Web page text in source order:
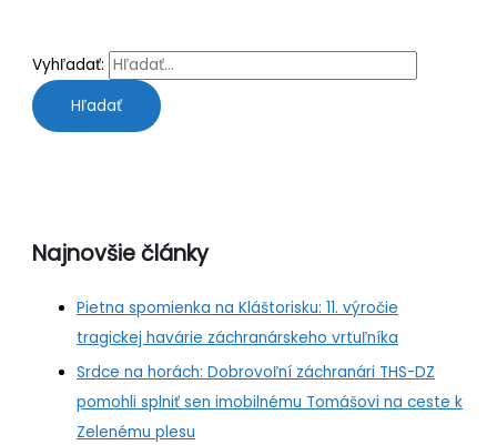
Vyhľadať:
Najnovšie články
Pietna spomienka na Kláštorisku: 11. výročie
tragickej havárie záchranárskeho vrtuľníka
Srdce na horách: Dobrovoľní záchranári THS-DZ
pomohli splniť sen imobilnému Tomášovi na ceste k
Zelenému plesu